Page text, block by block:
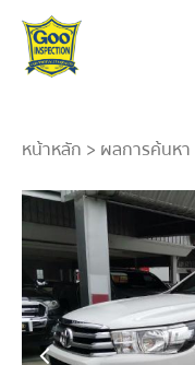
หน้าหลัก > ผลการค้นหา